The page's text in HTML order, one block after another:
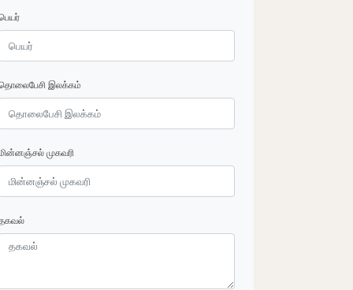
இலக்கம்
முகவரி